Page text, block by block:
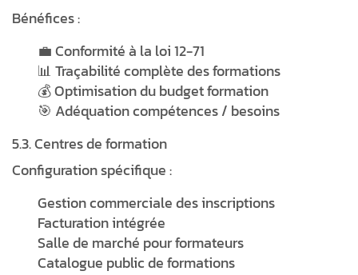
Bénéfices :
💼 Conformité à la loi 12-71
📊 Traçabilité complète des formations
💰 Optimisation du budget formation
🎯 Adéquation compétences / besoins
5.3. Centres de formation
Configuration spécifique :
Gestion commerciale des inscriptions
Facturation intégrée
Salle de marché pour formateurs
Catalogue public de formations